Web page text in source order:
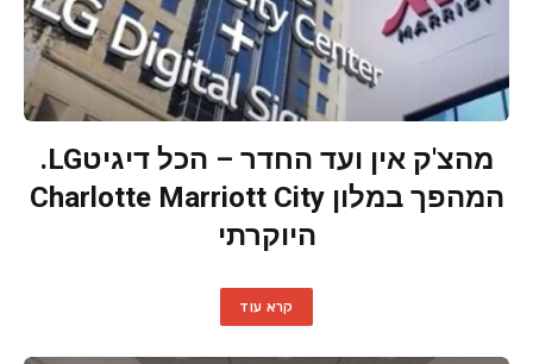
מהצ'ק אין ועד החדר – הכל דיגיטLG.
המהפך במלון Charlotte Marriott City
היוקרתי
קרא עוד